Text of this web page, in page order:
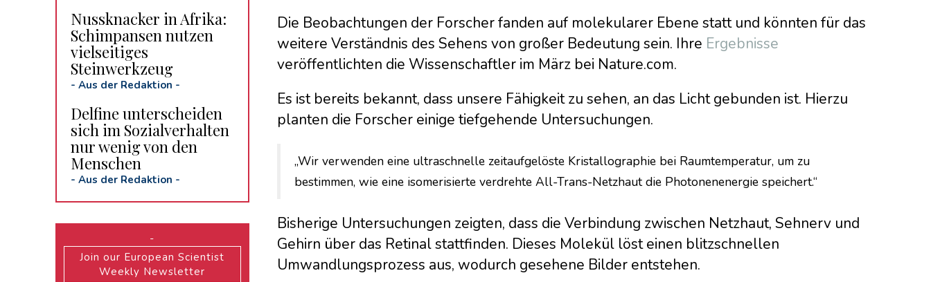
Die Beobachtungen der Forscher fanden auf molekularer Ebene statt und könnten für das
weitere Verständnis des Sehens von großer Bedeutung sein. Ihre Ergebnisse
veröffentlichten die Wissenschaftler im März bei Nature.com.
Es ist bereits bekannt, dass unsere Fähigkeit zu sehen, an das Licht gebunden ist. Hierzu
planten die Forscher einige tiefgehende Untersuchungen.
„Wir verwenden eine ultraschnelle zeitaufgelöste Kristallographie bei Raumtemperatur, um zu
bestimmen, wie eine isomerisierte verdrehte All-Trans-Netzhaut die Photonenenergie speichert.“
Bisherige Untersuchungen zeigten, dass die Verbindung zwischen Netzhaut, Sehnerv und
Gehirn über das Retinal stattfinden. Dieses Molekül löst einen blitzschnellen
Umwandlungsprozess aus, wodurch gesehene Bilder entstehen.
Nussknacker in Afrika:
Schimpansen nutzen
vielseitiges
Steinwerkzeug
- Aus der Redaktion -
Delfine unterscheiden
sich im Sozialverhalten
nur wenig von den
Menschen
- Aus der Redaktion -
-
Join our European Scientist
Weekly Newsletter